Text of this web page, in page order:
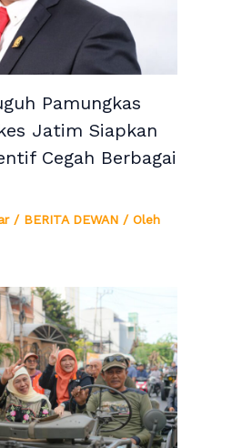
Pamungkas
Jatim Siapkan
Cegah Berbagai
/ BERITA DEWAN / Oleh